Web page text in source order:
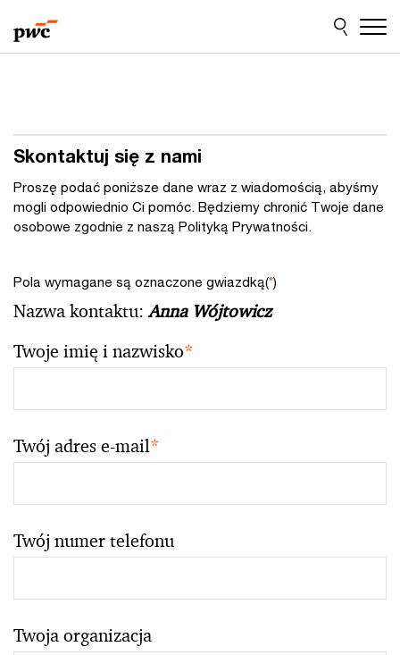
do
treści
do
stopki
Skontaktuj się z nami
Proszę podać poniższe dane wraz z wiadomością, abyśmy
mogli odpowiednio Ci pomóc. Będziemy chronić Twoje dane
osobowe zgodnie z naszą Polityką Prywatności.
Pola wymagane są oznaczone gwiazdką(*)
Nazwa kontaktu:Anna Wójtowicz
Twoje imię i nazwisko*
Twój adres e-mail*
Twój numer telefonu
Twoja organizacja